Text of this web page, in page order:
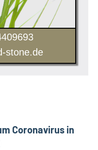
stone.de
Coronavirus in